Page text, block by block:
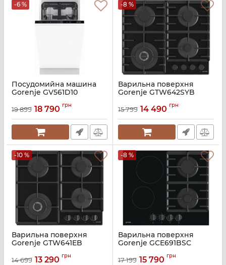
-6 %
Посудомийна машина
Gorenje GV561D10
19 899 18 790 грн
-8 %
Варильна поверхня
Gorenje GTW642SYB
15 799 14 490 грн
-10 %
Варильна поверхня
Gorenje GTW641EB
14 699 13 290 грн
-8 %
Варильна поверхня
Gorenje GCE691BSC
17 199 15 790 грн